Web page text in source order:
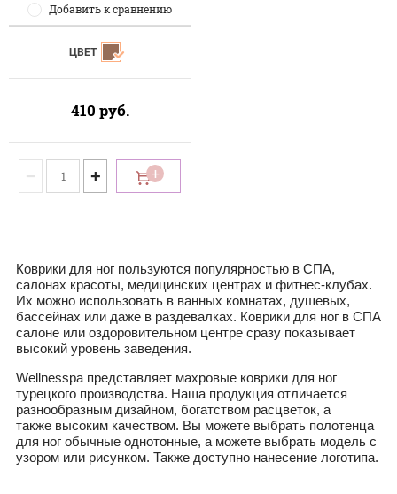
Добавить к сравнению
ЦВЕТ
410 руб.
− +
Коврики для ног пользуются популярностью в СПА,
салонах красоты, медицинских центрах и фитнес-клубах.
Их можно использовать в ванных комнатах, душевых,
бассейнах или даже в раздевалках. Коврики для ног в СПА
салоне или оздоровительном центре сразу показывает
высокий уровень заведения.
Wellnesspa представляет махровые коврики для ног
турецкого производства. Наша продукция отличается
разнообразным дизайном, богатством расцветок, а
также высоким качеством. Вы можете выбрать полотенца
для ног обычные однотонные, а можете выбрать модель с
узором или рисунком. Также доступно нанесение логотипа.